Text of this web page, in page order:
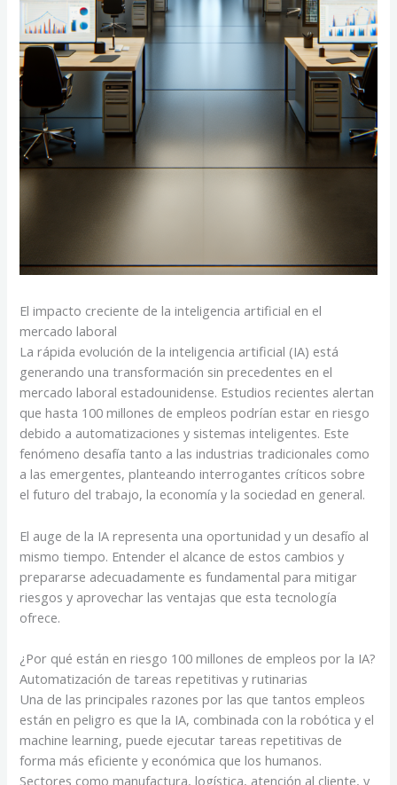
El impacto creciente de la inteligencia artificial en el
mercado laboral
La rápida evolución de la inteligencia artificial (IA) está
generando una transformación sin precedentes en el
mercado laboral estadounidense. Estudios recientes alertan
que hasta 100 millones de empleos podrían estar en riesgo
debido a automatizaciones y sistemas inteligentes. Este
fenómeno desafía tanto a las industrias tradicionales como
a las emergentes, planteando interrogantes críticos sobre
el futuro del trabajo, la economía y la sociedad en general.
El auge de la IA representa una oportunidad y un desafío al
mismo tiempo. Entender el alcance de estos cambios y
prepararse adecuadamente es fundamental para mitigar
riesgos y aprovechar las ventajas que esta tecnología
ofrece.
¿Por qué están en riesgo 100 millones de empleos por la IA?
Automatización de tareas repetitivas y rutinarias
Una de las principales razones por las que tantos empleos
están en peligro es que la IA, combinada con la robótica y el
machine learning, puede ejecutar tareas repetitivas de
forma más eficiente y económica que los humanos.
Sectores como manufactura, logística, atención al cliente, y